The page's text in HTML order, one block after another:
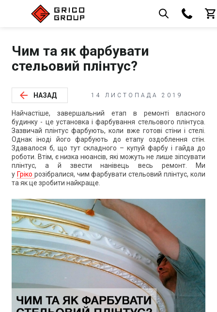
Чим та як фарбувати
стельовий плінтус?
14 ЛИСТОПАДА 2019
arrow_back НАЗАД
Найчастіше, завершальний етап в ремонті власного
будинку - це установка і фарбування стельового плінтуса.
Зазвичай плінтус фарбують, коли вже готові стіни і стелі.
Однак іноді його фарбують до етапу оздоблення стін.
Здавалося б, що тут складного – купуй фарбу і гайда до
роботи. Втім, є низка нюансів, які можуть не лише зіпсувати
плінтус, а й звести нанівець весь ремонт. Ми
у Гріко розібралися, чим фарбувати стельовий плінтус, коли
та як це зробити найкраще.